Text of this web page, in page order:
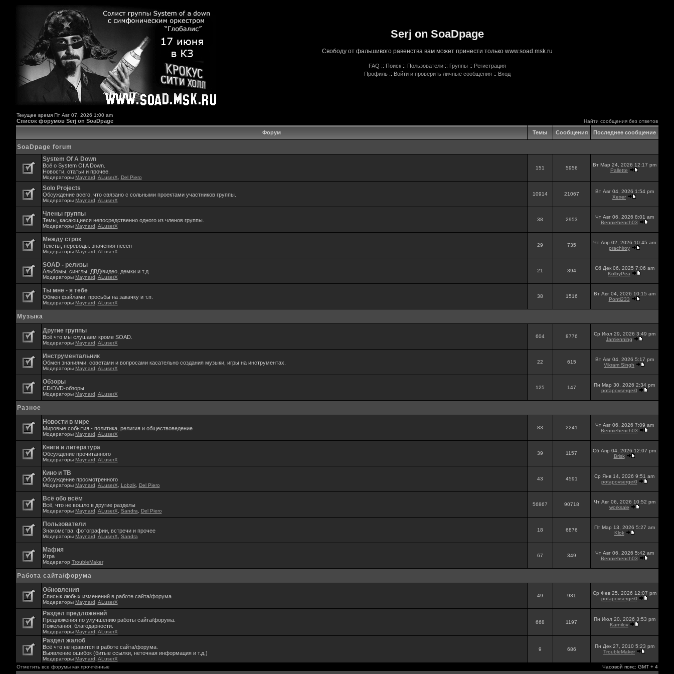
Serj on SoaDpage
Свободу от фальшивого равенства вам может принести только www.soad.msk.ru
FAQ :: Поиск :: Пользователи :: Группы :: Регистрация
Профиль :: Войти и проверить личные сообщения :: Вход
Текущее время Пт Авг 07, 2026 1:00 am
Список форумов Serj on SoaDpage Найти сообщения без ответов
Форум Темы Сообщения Последнее сообщение
SoaDpage forum
System Of A Down
Всё о System Of A Down.
Новости, статьи и прочее.
Модераторы Maynard ALuserX Del Piero
151 5956
Вт Мар 24, 2026 12:17 pm
Pallette
Solo Projects
Обсуждение всего, что связано с сольными проектами участников группы.
Модераторы Maynard ALuserX
10914 21067
Вт Авг 04, 2026 1:54 pm
Xexer
Члены группы
Темы, касающиеся непосредственно одного из членов группы.
Модераторы Maynard ALuserX
38 2953
Чт Авг 06, 2026 8:01 am
Benniehench03
Между строк
Тексты, переводы. значения песен
Модераторы Maynard ALuserX
29 735
Чт Апр 02, 2026 10:45 am
prachiroy
SOAD - релизы
Альбомы, синглы, ДВД/видео, демки и т.д
Модераторы Maynard ALuserX
21 394
Сб Дек 06, 2025 7:06 am
KolbyPea
Ты мне - я тебе
Обмен файлами, просьбы на закачку и т.п.
Модераторы Maynard ALuserX
38 1516
Вт Авг 04, 2026 10:15 am
Ponti233
Музыка
Другие группы
Всё что мы слушаем кроме SOAD.
Модераторы Maynard ALuserX
604 8776
Ср Июл 29, 2026 3:49 pm
Jamienning
Инструментальник
Обмен знаниями, советами и вопросами касательно создания музыки, игры на инструментах.
Модераторы Maynard ALuserX
22 615
Вт Авг 04, 2026 5:17 pm
Vikram Singh
Обзоры
CD/DVD-обзоры
Модераторы Maynard ALuserX
125 147
Пн Мар 30, 2026 2:34 pm
potapovsergei0
Разное
Новости в мире
Мировые события - политика, религия и обществоведение
Модераторы Maynard ALuserX
83 2241
Чт Авг 06, 2026 7:09 am
Benniehench03
Книги и литература
Обсуждение прочитанного
Модераторы Maynard ALuserX
39 1157
Сб Апр 04, 2026 12:07 pm
Brisk
Кино и ТВ
Обсуждение просмотренного
Модераторы Maynard ALuserX Lobzik, Del Piero
43 4591
Ср Янв 14, 2026 9:51 am
potapovsergei0
Всё обо всём
Всё, что не вошло в другие разделы
Модераторы Maynard ALuserX Sandra Del Piero
56867 90718
Чт Авг 06, 2026 10:52 pm
worksale
Пользователи
Знакомства. фотографии, встречи и прочее
Модераторы Maynard ALuserX Sandra
18 6876
Пт Мар 13, 2026 5:27 am
Klok
Мафия
Игра
Модератор TroubleMaker
67 349
Чт Авг 06, 2026 5:42 am
Benniehench03
Работа сайта/форума
Обновления
Списык любых изменений в работе сайта/форума
Модераторы Maynard ALuserX
49 931
Ср Фев 25, 2026 12:07 pm
potapovsergei0
Раздел предложений
Предложения по улучшению работы сайта/форума.
Пожелания, благодарности.
Модераторы Maynard ALuserX
668 1197
Пн Июл 20, 2026 3:53 pm
Karnilov
Раздел жалоб
Всё что не нравится в работе сайта/форума.
Выявление ошибок (битые ссылки, неточная информация и т.д.)
Модераторы Maynard ALuserX
9 686
Пн Дек 27, 2010 5:23 pm
TroubleMaker
Отметить все форумы как прочтённые Часовой пояс: GMT + 4